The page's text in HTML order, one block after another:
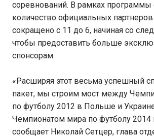
соревнований. В рамках программы
количество официальных
сокращено с 11 до 6, начиная со
чтобы предоставить больше
спонсорам.
«Расширяя этот весьма успешный
пакет, мы строим мост между
по футболу 2012 в Польше и
Чемпионатом мира по футболу 2014
сообщает Николай Cетцер, глава